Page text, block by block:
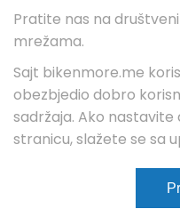
Pratite nas na
mrežama.
WebCenter.
Sajt bikenmore.me
obezbjedio dobro
sadržaja. Ako
stranicu, slažete se sa